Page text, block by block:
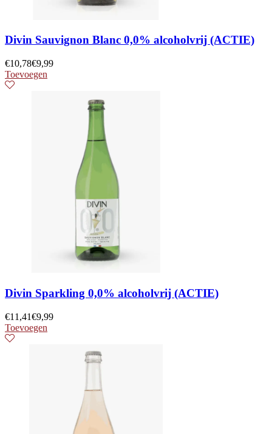
Divin Sauvignon Blanc 0,0% alcoholvrij (ACTIE)
€10,78€9,99
Toevoegen
Divin Sparkling 0,0% alcoholvrij (ACTIE)
€11,41€9,99
Toevoegen